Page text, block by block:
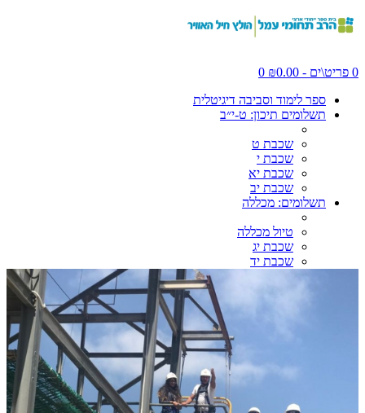
0 פריט\ים - ₪0.00
0
ספר לימוד וסביבה דיגיטלית
תשלומים תיכון: ט-י״ב
שכבת ט
שכבת י
שכבת יא
שכבת יב
תשלומים: מכללה
טיול מכללה
שכבת יג
שכבת יד